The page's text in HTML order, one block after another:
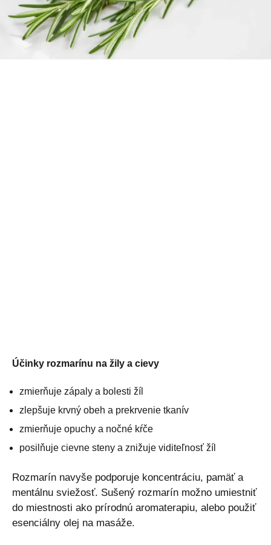
Účinky rozmarínu na žily a cievy
zmierňuje zápaly a bolesti žíl
zlepšuje krvný obeh a prekrvenie tkanív
zmierňuje opuchy a nočné kŕče
posilňuje cievne steny a znižuje viditeľnosť žíl
Rozmarín navyše podporuje koncentráciu, pamäť a
mentálnu sviežosť. Sušený rozmarín možno umiestniť
do miestnosti ako prírodnú aromaterapiu, alebo použiť
esenciálny olej na masáže.